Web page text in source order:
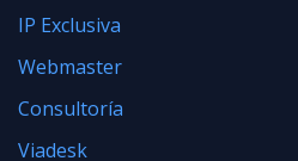
IP Exclusiva
Webmaster
Consultoría
Viadesk